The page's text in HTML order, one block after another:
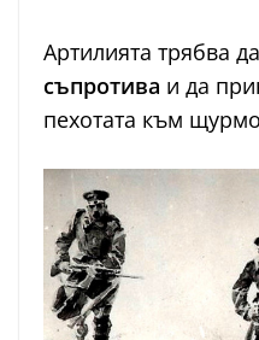
Артилията трябва да
съпротива и да
пехотата към